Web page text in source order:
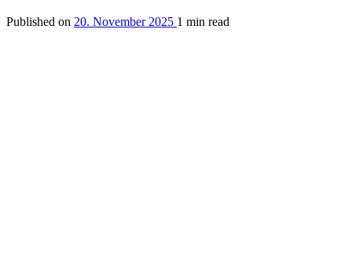
Published on 20. November 2025 1 min read